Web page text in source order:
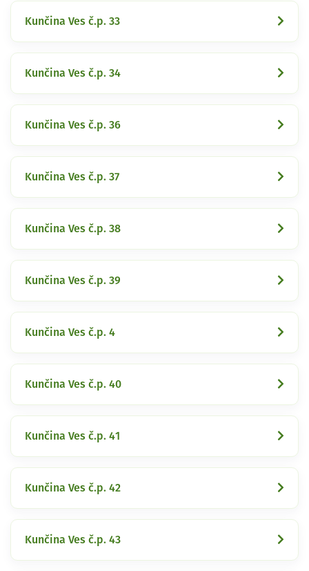
Kunčina Ves č.p. 33
Kunčina Ves č.p. 34
Kunčina Ves č.p. 36
Kunčina Ves č.p. 37
Kunčina Ves č.p. 38
Kunčina Ves č.p. 39
Kunčina Ves č.p. 4
Kunčina Ves č.p. 40
Kunčina Ves č.p. 41
Kunčina Ves č.p. 42
Kunčina Ves č.p. 43